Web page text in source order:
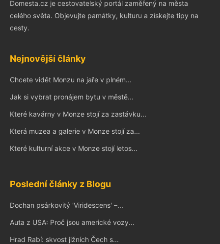
Domesta.cz je cestovatelský portál zaměřený na města
celého světa. Objevujte památky, kulturu a získejte tipy na
cesty.
Nejnovější články
Chcete vidět Monzu na jaře v plném...
Jak si vybrat pronájem bytu v městě...
Které kavárny v Monze stojí za zastávku...
Která muzea a galerie v Monze stojí za...
Které kulturní akce v Monze stojí letos...
Poslední články z Blogu
Dochan psárkovitý 'Viridescens' –...
Auta z USA: Proč jsou americké vozy...
Hrad Rabí: skvost jižních Čech s...